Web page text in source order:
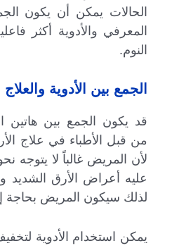
الحالات يمكن أن يكون
المعرفي والأدوية أكثر
النوم.
الجمع بين الأدوية
قد يكون الجمع بين هاتين
من قبل الأطباء في علاج
لأن المريض غالباً لا يتوجه
عليه أعراض الأرق الشديد
لذلك سيكون المريض بحاجة
يمكن استخدام الأدوية